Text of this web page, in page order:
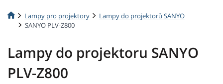
Lampy pro projektory
Lampy do projektorů SANYO
SANYO PLV-Z800
Lampy do projektoru SANYO
PLV-Z800